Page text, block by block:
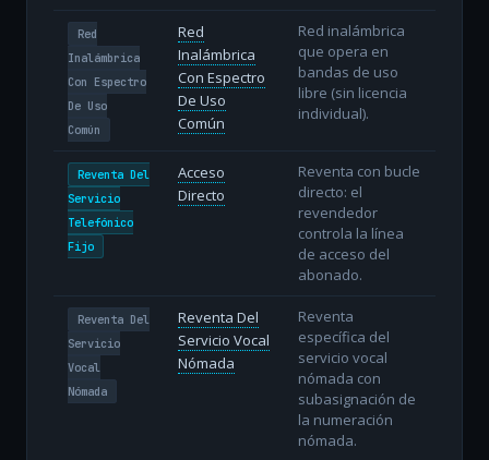
Red
Inalámbrica
Con Espectro
De Uso
Común
Red
Inalámbrica
Con Espectro
De Uso
Común
Red inalámbrica
que opera en
bandas de uso
libre (sin licencia
individual).
Reventa Del
Servicio
Telefónico
Fijo
Acceso
Directo
Reventa con bucle
directo: el
revendedor
controla la línea
de acceso del
abonado.
Reventa Del
Servicio
Vocal
Nómada
Reventa Del
Servicio Vocal
Nómada
Reventa
específica del
servicio vocal
nómada con
subasignación de
la numeración
nómada.